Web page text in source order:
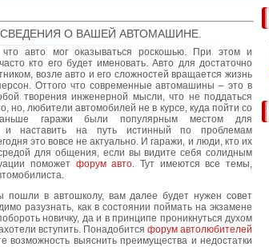
О ВАШЕЙ АВТОМАШИНЕ.
авто мог оказываться роскошью. При этом и
кто его будет именовать. Авто для достаточно
возле авто и его сложностей вращается жизнь
Оттого что современные автомашины – это в
творения инженерной мысли, что не поддаться
но, любители автомобилей не в курсе, куда пойти со
гаражи были популярным местом для
и наставить на путь истинный по проблемам
это вовсе не актуально. И гаражи, и люди, кто их
для общения, если вы видите себя солидным
поможет форум авто. Тут имеются все темы,
пошли в автошколу, вам далее будет нужен совет
разузнать, как в состоянии поймать на экзамене
новичку, да и в принципе проникнуться духом
вступить. Понадобится форум автолюбителей
возможность выяснить преимущества и недостатки